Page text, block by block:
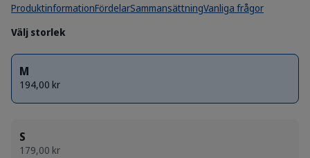
ProduktinformationFördelarSammansättningVanliga frågor
Välj storlek
M
194,00 kr
S
179,00 kr